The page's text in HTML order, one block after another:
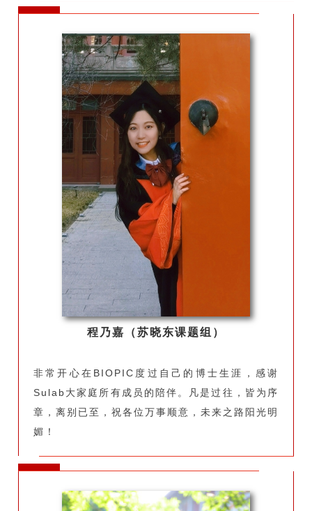
程乃嘉（苏晓东课题组）
非常开心在BIOPIC度过自己的博士生涯，感谢
Sulab大家庭所有成员的陪伴。凡是过往，皆为序
章，离别已至，祝各位万事顺意，未来之路阳光明
媚！